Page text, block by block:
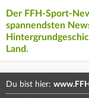
Der FFH-Sport-
spannendsten
Land.
Du bist hier: